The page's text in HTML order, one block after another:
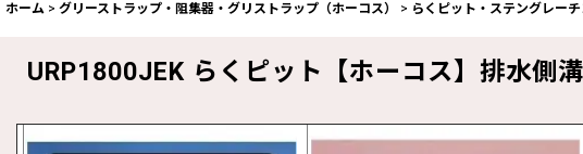
ホーム > グリーストラップ・阻集器・グリストラップ（ホーコス） > らくピット・ステングレー
URP1800JEK らくピット【ホーコス】排水